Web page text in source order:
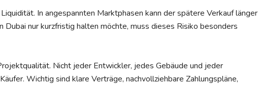
In angespannten Marktphasen kann der spätere Verkauf länger
Dubai nur kurzfristig halten möchte, muss dieses Risiko besonders
Nicht jeder Entwickler, jedes Gebäude und jeder
Wichtig sind klare Verträge, nachvollziehbare Zahlungspläne,